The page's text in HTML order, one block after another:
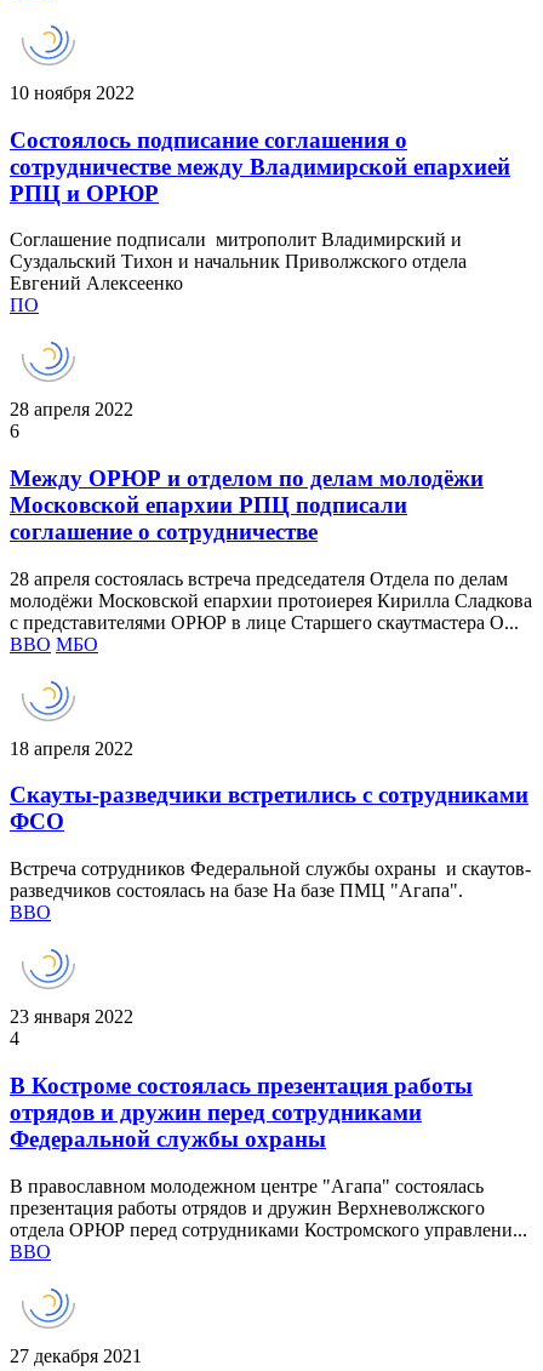
10 ноября 2022
Состоялось подписание соглашения о
сотрудничестве между Владимирской епархией
РПЦ и ОРЮР
Соглашение подписали митрополит Владимирский и
Суздальский Тихон и начальник Приволжского отдела
Евгений Алексеенко
ПО
28 апреля 2022
6
Между ОРЮР и отделом по делам молодёжи
Московской епархии РПЦ подписали
соглашение о сотрудничестве
28 апреля состоялась встреча председателя Отдела по делам
молодёжи Московской епархии протоиерея Кирилла Сладкова
с представителями ОРЮР в лице Старшего скаутмастера О...
ВВО МБО
18 апреля 2022
Скауты-разведчики встретились с сотрудниками
ФСО
Встреча сотрудников Федеральной службы охраны и скаутов-
разведчиков состоялась на базе На базе ПМЦ "Агапа".
ВВО
23 января 2022
4
В Костроме состоялась презентация работы
отрядов и дружин перед сотрудниками
Федеральной службы охраны
В православном молодежном центре "Агапа" состоялась
презентация работы отрядов и дружин Верхневолжского
отдела ОРЮР перед сотрудниками Костромского управлени...
ВВО
27 декабря 2021